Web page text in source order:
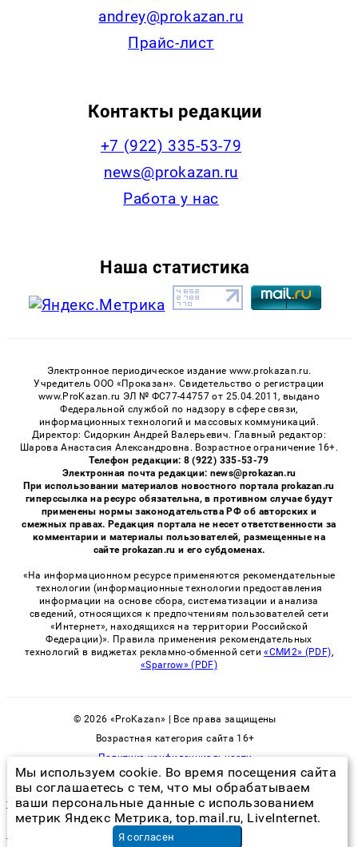
andrey@prokazan.ru
Прайс-лист
Контакты редакции
+7 (922) 335-53-79
news@prokazan.ru
Работа у нас
Наша статистика
Электронное периодическое издание www.prokazan.ru.
Учредитель ООО «Проказан». Cвидетельство о регистрации
www.ProKazan.ru ЭЛ № ФС77-44757 от 25.04.2011, выдано
Федеральной службой по надзору в сфере связи,
информационных технологий и массовых коммуникаций.
Директор: Сидоркин Андрей Валерьевич. Главный редактор:
Шарова Анастасия Александровна. Возрастное ограничение 16+.
Телефон редакции: 8 (922) 335-53-79
Электронная почта редакции: news@prokazan.ru
При использовании материалов новостного портала prokazan.ru
гиперссылка на ресурс обязательна, в противном случае будут
применены нормы законодательства РФ об авторских и
смежных правах. Редакция портала не несет ответственности за
комментарии и материалы пользователей, размещенные на
сайте prokazan.ru и его субдоменах.
«На информационном ресурсе применяются рекомендательные
технологии (информационные технологии предоставления
информации на основе сбора, систематизации и анализа
сведений, относящихся к предпочтениям пользователей сети
«Интернет», находящихся на территории Российской
Федерации)». Правила применения рекомендательных
технологий в виджетах рекламно-обменной сети«СМИ2» (PDF),
«Sparrow» (PDF)
© 2026 «ProKazan» | Все права защищены
Возрастная категория сайта 16+
Политика конфиденциальности
тараканы откуда появились
шоколадное обертывание ценав Санкт-Петербурге
Мы используем cookie. Во время посещения сайта
вы соглашаетесь с тем, что мы обрабатываем
ваши персональные данные с использованием
метрик Яндекс Метрика, top.mail.ru, LiveInternet.
Я согласен